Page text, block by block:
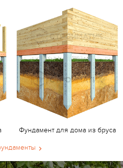
Фундамент для дома из бруса